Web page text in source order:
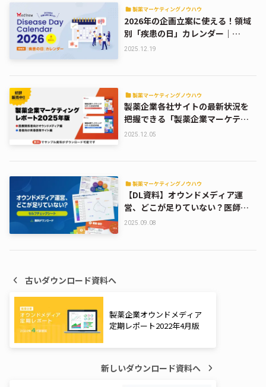
製薬マーケティングノウハウ
2026年の企画立案に使える！領域
別「疾患の日」カレンダー｜
Medinew Disease Day Calendar
2025.12.19
製薬マーケティングノウハウ
製薬企業各社サイトの最新状況を
把握できる「製薬企業マーケティ
ングレポート2025年版」販売中！
2025.12.05
製薬マーケティングノウハウ
【DL資料】オウンドメディア運
営、どこが足りていない？医師向
けサイトセルフチェックシート
2025.09.08
古いダウンロード資料へ
製薬企業オウンドメディア
定期レポート2022年4月版
新しいダウンロード資料へ